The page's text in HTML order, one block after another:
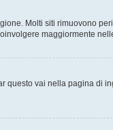
Molti siti rimuovono
maggiormente
questo vai nella pagina di